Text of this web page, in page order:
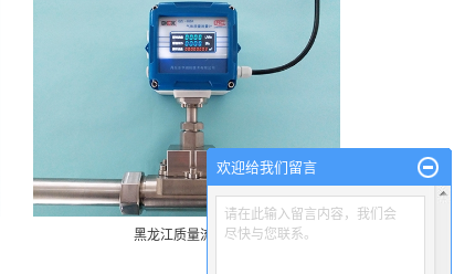
黑龙江质量流量计
欢迎给我们留言
请在此输入留言内容，我们会
尽快与您联系。